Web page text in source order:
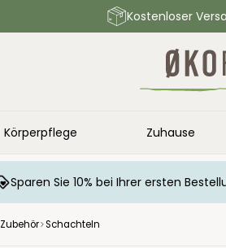
Kostenloser
Körperpflege Zuhause
Sparen Sie 10% bei Ihrer ersten
Zubehör Schachteln